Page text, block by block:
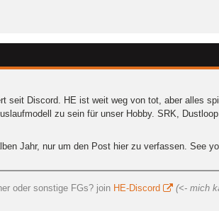
seit Discord. HE ist weit weg von tot, aber alles
zu sein für unser Hobby. SRK,
Jahr, nur um den Post hier zu verfassen. See
oder sonstige FGs? join HE-Discord (<- mich